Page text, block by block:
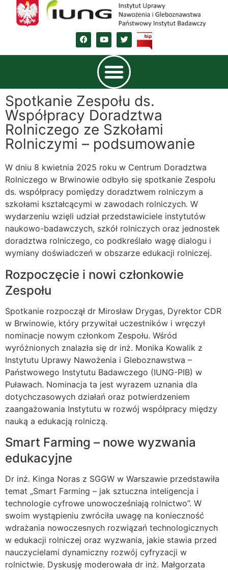
Spotkanie Zespołu ds.
Współpracy Doradztwa
Rolniczego ze Szkołami
Rolniczymi – podsumowanie
W dniu 8 kwietnia 2025 roku w Centrum Doradztwa
Rolniczego w Brwinowie odbyło się spotkanie Zespołu
ds. współpracy pomiędzy doradztwem rolniczym a
szkołami kształcącymi w zawodach rolniczych. W
wydarzeniu wzięli udział przedstawiciele instytutów
naukowo-badawczych, szkół rolniczych oraz jednostek
doradztwa rolniczego, co podkreślało wagę dialogu i
wymiany doświadczeń w obszarze edukacji rolniczej.
Rozpoczęcie i nowi członkowie
Zespołu
Spotkanie rozpoczął dr Mirosław Drygas, Dyrektor CDR
w Brwinowie, który przywitał uczestników i wręczył
nominacje nowym członkom Zespołu. Wśród
wyróżnionych znalazła się dr inż. Monika Kowalik z
Instytutu Uprawy Nawożenia i Gleboznawstwa –
Państwowego Instytutu Badawczego (IUNG-PIB) w
Puławach. Nominacja ta jest wyrazem uznania dla
dotychczasowych działań oraz potwierdzeniem
zaangażowania Instytutu w rozwój współpracy między
nauką a edukacją rolniczą.
Smart Farming – nowe wyzwania
edukacyjne
Dr inż. Kinga Noras z SGGW w Warszawie przedstawiła
temat „Smart Farming – jak sztuczna inteligencja i
technologie cyfrowe unowocześniają rolnictwo”. W
swoim wystąpieniu zwróciła uwagę na konieczność
wdrażania nowoczesnych rozwiązań technologicznych
w edukacji rolniczej oraz wyzwania, jakie stawia przed
nauczycielami dynamiczny rozwój cyfryzacji w
rolnictwie. Dyskusję moderowała dr inż. Małgorzata